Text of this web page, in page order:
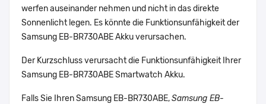
werfen auseinander nehmen und nicht in das direkte
Sonnenlicht legen. Es könnte die Funktionsunfähigkeit der
Samsung EB-BR730ABE Akku verursachen.
Der Kurzschluss verursacht die Funktionsunfähigkeit Ihrer
Samsung EB-BR730ABE Smartwatch Akku.
Falls Sie Ihren Samsung EB-BR730ABE,Samsung EB-